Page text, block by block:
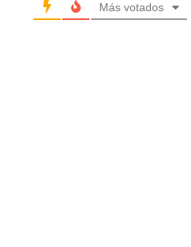
Más votados